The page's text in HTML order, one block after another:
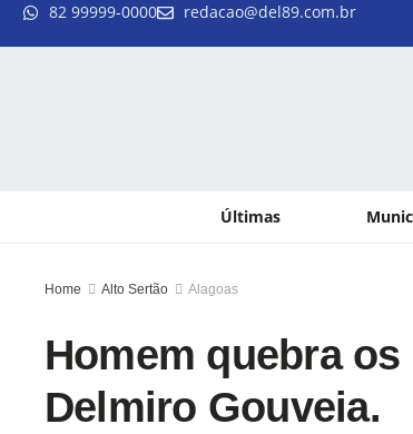
82 99999-0000 redacao@del89.com.br
Últimas
Home Alto Sertão Alagoas
Homem quebra
Delmiro Gouveia.